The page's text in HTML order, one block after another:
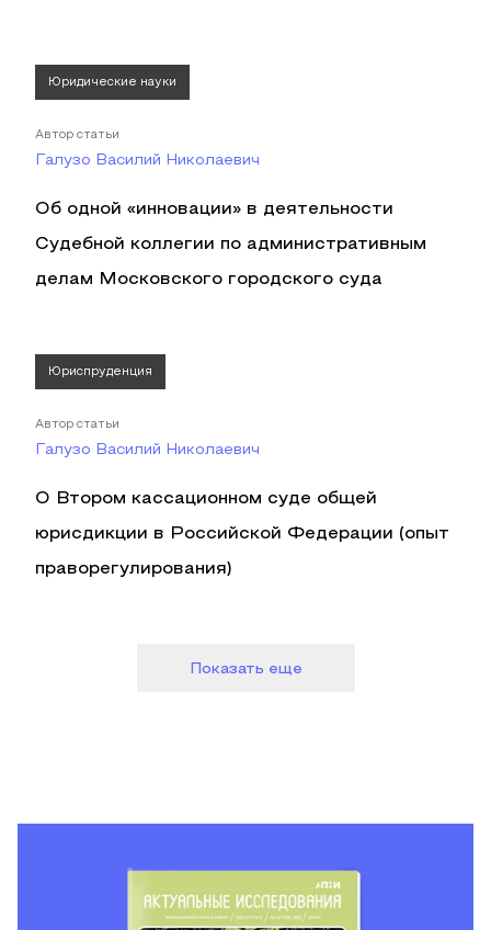
Юридические науки
Автор статьи
Галузо Василий Николаевич
Об одной «инновации» в деятельности
Судебной коллегии по административным
делам Московского городского суда
Юриспруденция
Автор статьи
Галузо Василий Николаевич
О Втором кассационном суде общей
юрисдикции в Российской Федерации (опыт
праворегулирования)
Показать еще